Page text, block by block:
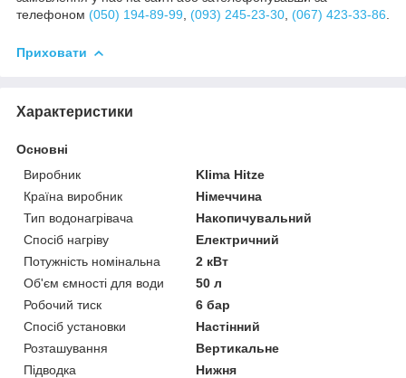
телефоном (050) 194-89-99 (093) 245-23-30 (067) 423-33-86
Приховати
Характеристики
Основні
Виробник
Klima Hitze
Країна виробник
Німеччина
Тип водонагрівача
Накопичувальний
Спосіб нагріву
Електричний
Потужність номінальна
2 кВт
Об'єм ємності для води
50 л
Робочий тиск
6 бар
Спосіб установки
Настінний
Розташування
Вертикальне
Підводка
Нижня